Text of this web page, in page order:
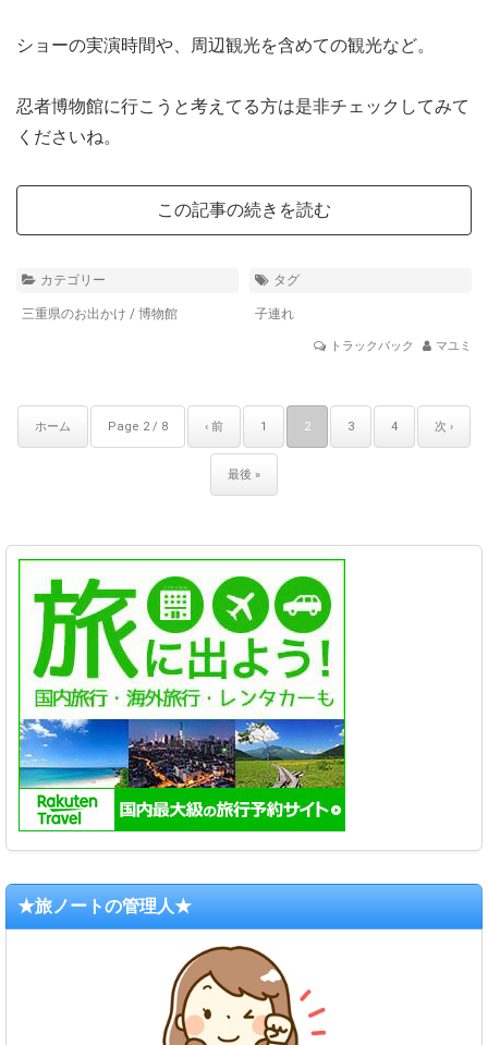
ショーの実演時間や、周辺観光を含めての観光など。
忍者博物館に行こうと考えてる方は是非チェックしてみて
くださいね。
この記事の続きを読む
カテゴリー
三重県のお出かけ / 博物館
タグ
子連れ
トラックバック マユミ
ホーム Page 2 / 8 ‹ 前 1 2 3 4 次 ›
最後 »
★旅ノートの管理人★